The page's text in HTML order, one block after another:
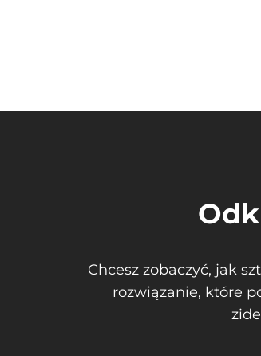
Chcesz zobaczyć, jak
rozwiązanie, które